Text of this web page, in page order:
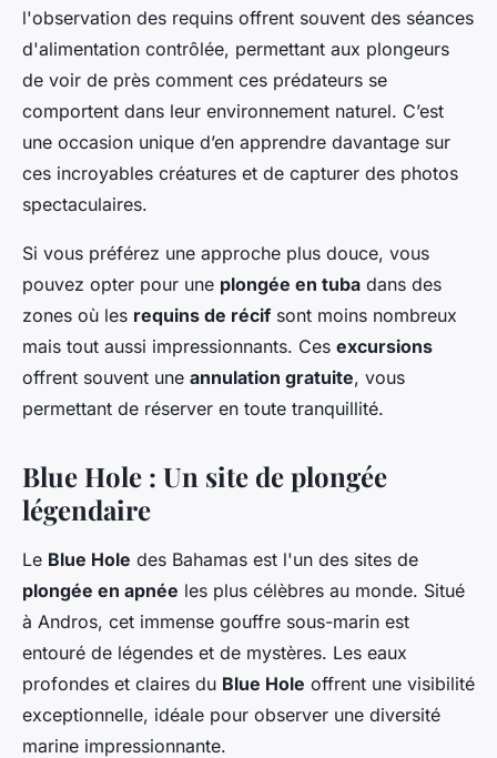
l'observation des requins offrent souvent des séances
d'alimentation contrôlée, permettant aux plongeurs
de voir de près comment ces prédateurs se
comportent dans leur environnement naturel. C’est
une occasion unique d’en apprendre davantage sur
ces incroyables créatures et de capturer des photos
spectaculaires.
Si vous préférez une approche plus douce, vous
pouvez opter pour une plongée en tuba dans des
zones où les requins de récif sont moins nombreux
mais tout aussi impressionnants. Ces excursions
offrent souvent une annulation gratuite, vous
permettant de réserver en toute tranquillité.
Blue Hole : Un site de plongée
légendaire
Le Blue Hole des Bahamas est l'un des sites de
plongée en apnée les plus célèbres au monde. Situé
à Andros, cet immense gouffre sous-marin est
entouré de légendes et de mystères. Les eaux
profondes et claires du Blue Hole offrent une visibilité
exceptionnelle, idéale pour observer une diversité
marine impressionnante.